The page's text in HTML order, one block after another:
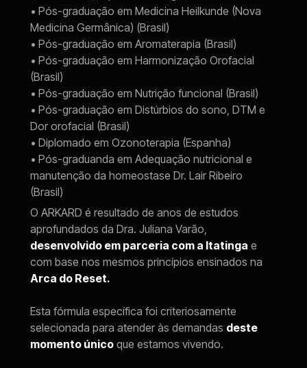
• Pós-graduação em Medicina Heilkunde (Nova
Medicina Germânica) (Brasil)
• Pós-graduação em Aromaterapia (Brasil)
• Pós-graduação em Harmonização Orofacial
(Brasil)
• Pós-graduação em Nutrição funcional (Brasil)
• Pós-graduação em Distúrbios do sono, DTM e
Dor orofacial (Brasil)
• Diplomado em Ozonoterapia (Espanha)
• Pós-graduanda em Adequação nutricional e
manutenção da homeostase Dr. Lair Ribeiro
(Brasil)
O ARKARD é resultado de anos de estudos
desenvolvido em parceria com a Itatinga e
Arca do Reset.
Esta fórmula específica foi criteriosamente
selecionada para atender às demandas deste
momento único que estamos vivendo.